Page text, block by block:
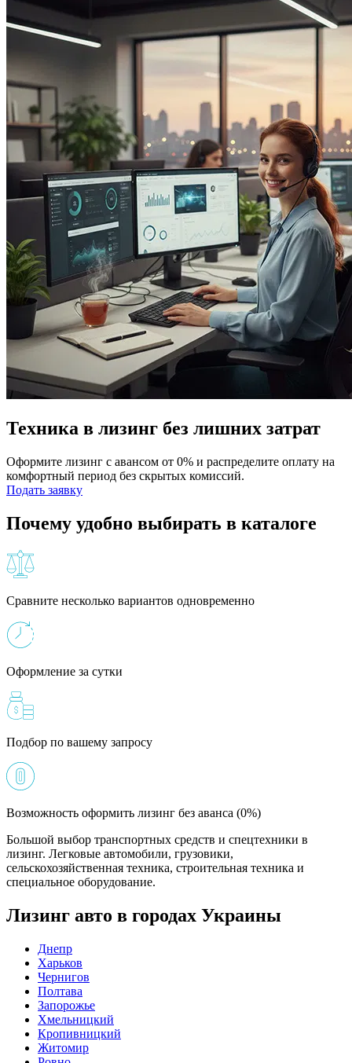
Техника в лизинг без лишних затрат
Оформите лизинг с авансом от 0% и распределите оплату на
комфортный период без скрытых комиссий.
Подать заявку
Почему удобно выбирать в каталоге
Сравните несколько вариантов одновременно
Оформление за сутки
Подбор по вашему запросу
Возможность оформить лизинг без аванса (0%)
Большой выбор транспортных средств и спецтехники в
лизинг. Легковые автомобили, грузовики,
сельскохозяйственная техника, строительная техника и
специальное оборудование.
Лизинг авто в городах Украины
Днепр
Харьков
Чернигов
Полтава
Запорожье
Хмельницкий
Кропивницкий
Житомир